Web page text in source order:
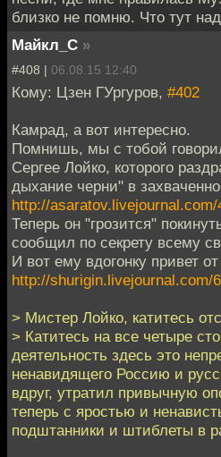
близко не помню. Что тут
Майкл_С »
#408 | 06.08.15 12:40
Кому: Цзен ГУргуров, #402
Камрад, а вот интересно.
Помнишь, мы с тобой
Сергее Лойко, которого
дыхание черни" в
http://asaratov.livejournal.com/
Теперь он "грозится"
сообщил по секрету всему
И вот ему вдогонку привет
http://shurigin.livejournal.com/
> Мистер Лойко, катитесь
> Катитесь на все четыре
деятельность здесь это
ненавидящего Россию и
вдруг, утратил привычную
теперь с яростью и
подштанники и штиблеты в